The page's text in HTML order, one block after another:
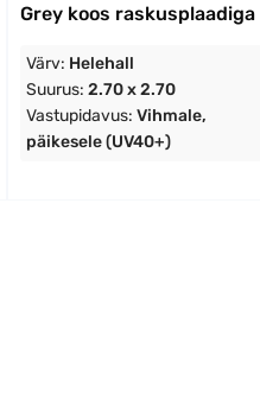
Grey koos raskusplaadiga
Värv: Helehall
Suurus: 2.70 x 2.70
Vastupidavus: Vihmale,
päikesele (UV40+)